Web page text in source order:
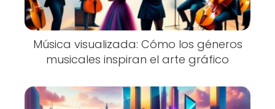
Música visualizada: Cómo los géneros
musicales inspiran el arte gráfico